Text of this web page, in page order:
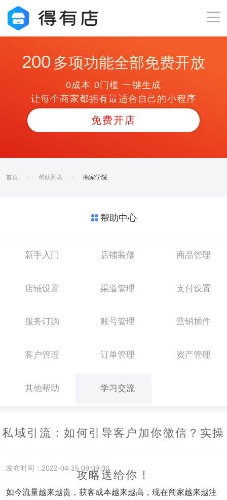
200 多项功能全部免费开放
0成本 0门槛 一键生成
让每个商家都拥有最适合自己的小程序
免费开店
首页 帮助列表 商家学院
帮助中心
新手入门 店铺装修 商品管理
店铺设置 渠道管理 支付设置
服务订购 账号管理 营销插件
客户管理 订单管理 资产管理
其他帮助 学习交流
私域引流：如何引导客户加你微信？实操
攻略送给你！
发布时间：2022-04-15 09:09:30
如今流量越来越贵，获客成本越来越高，现在商家越来越注